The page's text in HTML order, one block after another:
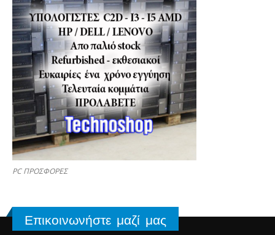
PC ΠΡΟΣΦΟΡΕΣ
Επικοινωνήστε μαζί μας